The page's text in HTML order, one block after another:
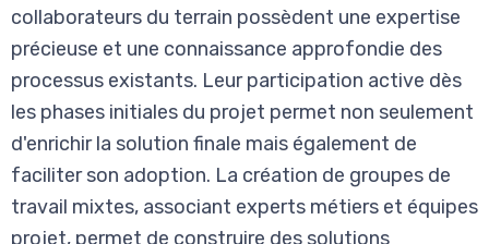
collaborateurs du terrain possèdent une expertise
précieuse et une connaissance approfondie des
processus existants. Leur participation active dès
les phases initiales du projet permet non seulement
d'enrichir la solution finale mais également de
faciliter son adoption. La création de groupes de
travail mixtes, associant experts métiers et équipes
projet, permet de construire des solutions